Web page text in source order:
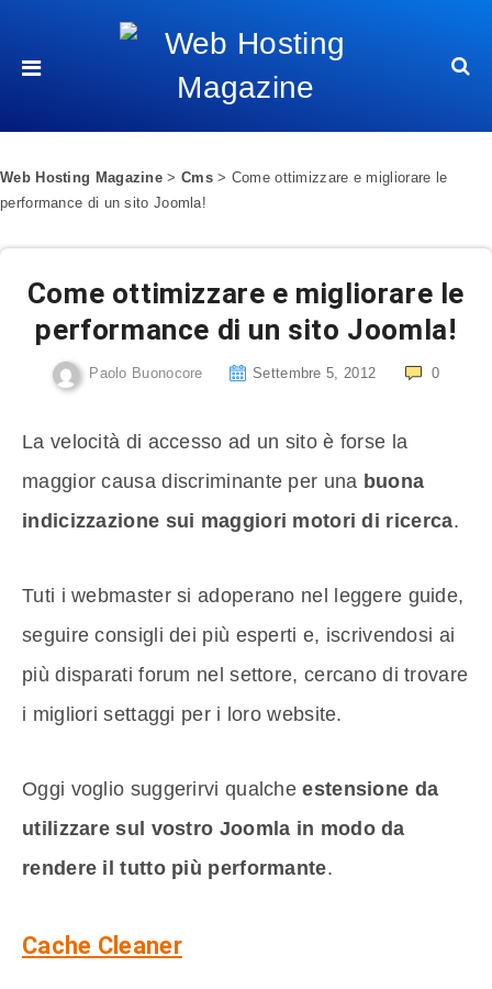
Web Hosting Magazine > Cms> Come ottimizzare e migliorare le
performance di un sito Joomla!
Come ottimizzare e migliorare le
performance di un sito Joomla!
Paolo Buonocore Settembre 5, 2012 0
La velocità di accesso ad un sito è forse la
maggior causa discriminante per una buona
indicizzazione sui maggiori motori di ricerca.
Tuti i webmaster si adoperano nel leggere guide,
seguire consigli dei più esperti e, iscrivendosi ai
più disparati forum nel settore, cercano di trovare
i migliori settaggi per i loro website.
Oggi voglio suggerirvi qualcheestensione da
utilizzare sul vostro Joomla in modo da
rendere il tutto più performante.
Cache Cleaner